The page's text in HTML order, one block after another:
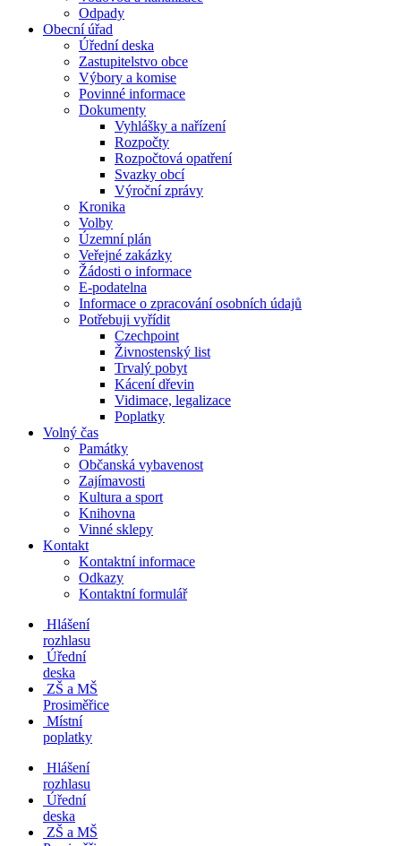
Odpady
Obecní úřad
Úřední deska
Zastupitelstvo obce
Výbory a komise
Povinné informace
Dokumenty
Vyhlášky a nařízení
Rozpočty
Rozpočtová opatření
Svazky obcí
Výroční zprávy
Kronika
Volby
Územní plán
Veřejné zakázky
Žádosti o informace
E-podatelna
Informace o zpracování osobních údajů
Potřebuji vyřídit
Czechpoint
Živnostenský list
Trvalý pobyt
Kácení dřevin
Vidimace, legalizace
Poplatky
Volný čas
Památky
Občanská vybavenost
Zajímavosti
Kultura a sport
Knihovna
Vinné sklepy
Kontakt
Kontaktní informace
Odkazy
Kontaktní formulář
Hlášení
rozhlasu
Úřední
deska
ZŠ a MŠ
Prosiměřice
Místní
poplatky
Hlášení
rozhlasu
Úřední
deska
ZŠ a MŠ